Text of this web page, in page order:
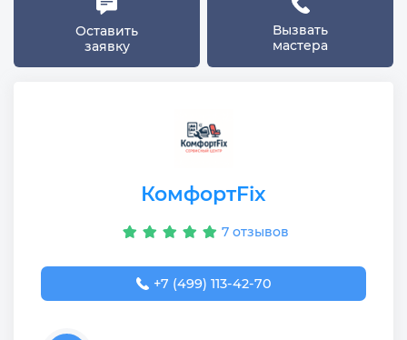
Оставить
заявку
Вызвать
мастера
КомфортFix
7 отзывов
+7 (499) 113-42-70